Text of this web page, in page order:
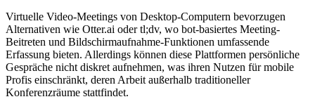
Virtuelle Video-Meetings von Desktop-Computern bevorzugen
Alternativen wie Otter.ai oder tl;dv, wo bot-basiertes Meeting-
Beitreten und Bildschirmaufnahme-Funktionen umfassende
Erfassung bieten. Allerdings können diese Plattformen persönliche
Gespräche nicht diskret aufnehmen, was ihren Nutzen für mobile
Profis einschränkt, deren Arbeit außerhalb traditioneller
Konferenzräume stattfindet.